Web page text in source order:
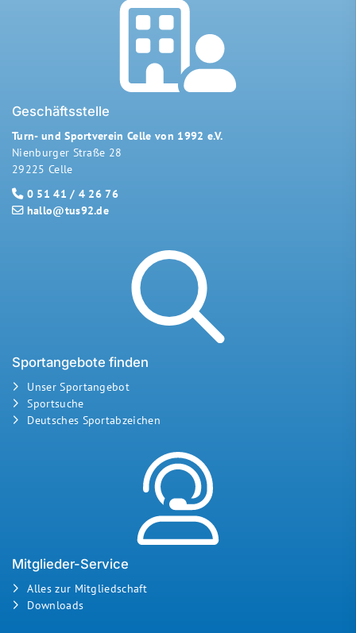
Geschäftsstelle
Turn- und Sportverein Celle von 1992 e.V.
Nienburger Straße 28
29225 Celle
0 51 41 / 4 26 76
hallo@tus92.de
Sportangebote finden
Unser Sportangebot
Sportsuche
Deutsches Sportabzeichen
Mitglieder-Service
Alles zur Mitgliedschaft
Downloads